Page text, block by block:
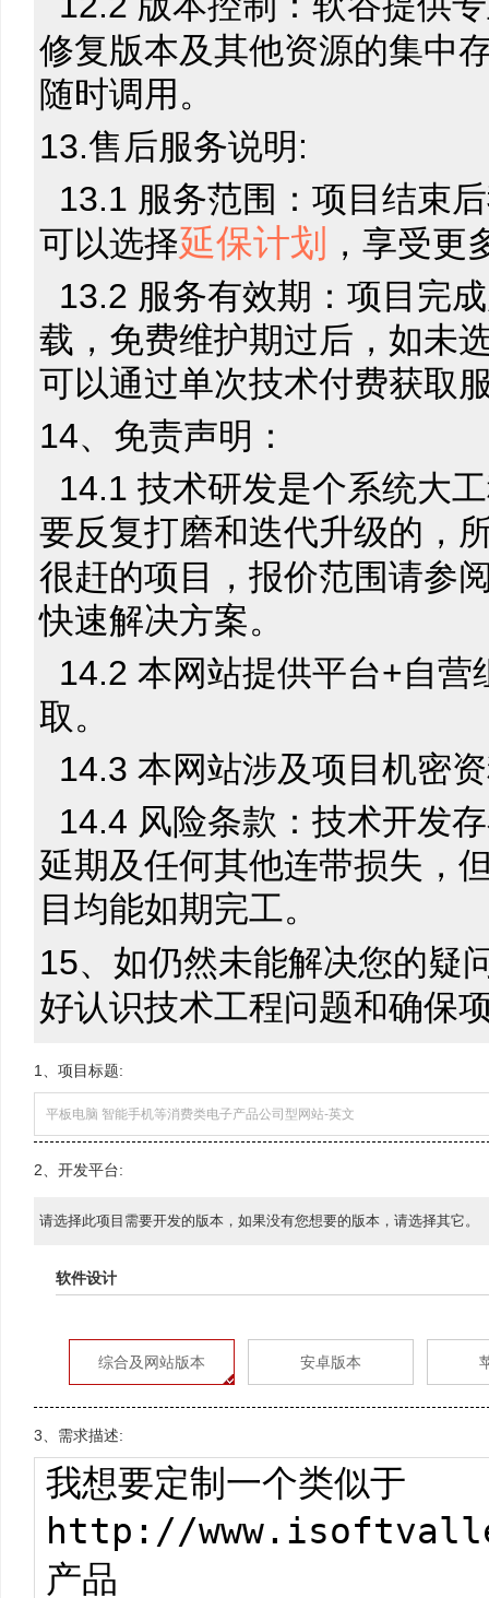
修复版本及其他资源的集中
随时调用。
13.售后服务说明:
13.1 服务范围：项目结束
可以选择延保计划
，享受更
13.2 服务有效期：项目完
载，免费维护期过后，如未
可以通过单次技术付费获取
14、免责声明：
14.1 技术研发是个系统大
要反复打磨和迭代升级的，
很赶的项目，报价范围请参
快速解决方案。
14.2 本网站提供平台+自营
取。
14.3 本网站涉及项目机密
14.4 风险条款：技术开发
延期及任何其他连带损失，
目均能如期完工。
15、如仍然未能解决您的疑
好认识技术工程问题和确保
1、项目标题:
2、开发平台:
请选择此项目需要开发的版本，如果没有您想要的版本，请选择其它。
软件设计
综合及网站版本 安卓版本
3、需求描述: